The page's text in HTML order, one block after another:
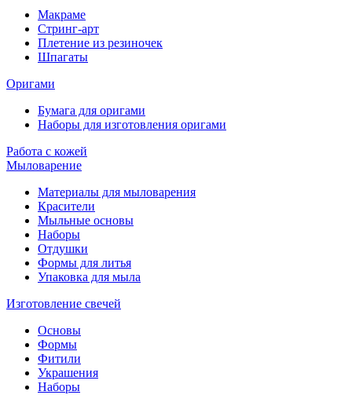
Макраме
Стринг-арт
Плетение из резиночек
Шпагаты
Оригами
Бумага для оригами
Наборы для изготовления оригами
Работа с кожей
Мыловарение
Материалы для мыловарения
Красители
Мыльные основы
Наборы
Отдушки
Формы для литья
Упаковка для мыла
Изготовление свечей
Основы
Формы
Фитили
Украшения
Наборы